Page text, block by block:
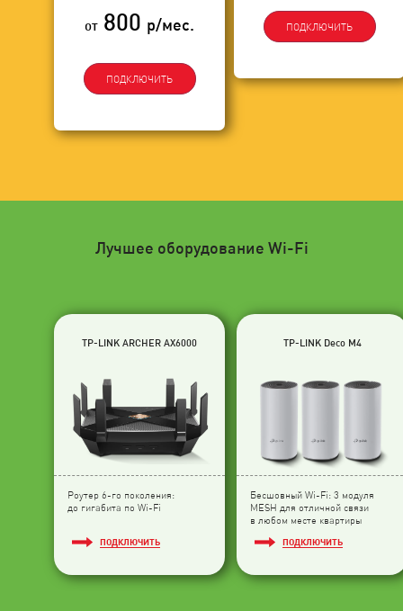
от 800 р/мес.
ПОДКЛЮЧИТЬ
ПОДКЛЮЧИТЬ
Лучшее оборудование Wi-Fi
TP-LINK ARCHER AX6000
Роутер 6-го поколения:
до гигабита по Wi-Fi
ПОДКЛЮЧИТЬ
TP-LINK Deco M4
Бесшовный Wi-Fi: 3 модуля
МESH для отличной связи
в любом месте квартиры
ПОДКЛЮЧИТЬ